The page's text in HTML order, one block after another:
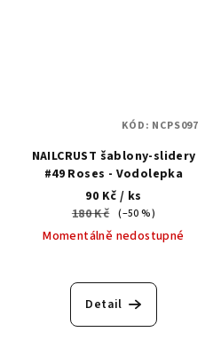
NAILCRUST šablony-slidery
#49 Roses - Vodolepka
90 Kč / ks
180 Kč (–50 %)
Momentálně nedostupné
Detail
KÓD: NCPS097